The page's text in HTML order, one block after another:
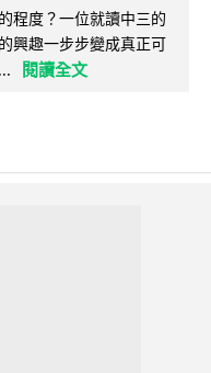
程度？一位就讀中三的
興趣一步步變成真正可
閱讀全文